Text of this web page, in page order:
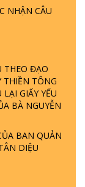
NHẬN CÂU
THEO ĐẠO
THIỀN TÔNG
GIẤY YẾU
BÀ NGUYỄN
BAN QUẢN
DIỆU
ĐÀNG Ở
BIỆT P22 - TẠI
TAI - LŨ LỤT
BIỆT P21 - TẠI
TRÊN